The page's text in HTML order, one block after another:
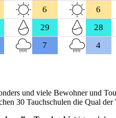
6
29
7
6
28
4
und viele Bewohner und
30 Tauchschulen die Qual der